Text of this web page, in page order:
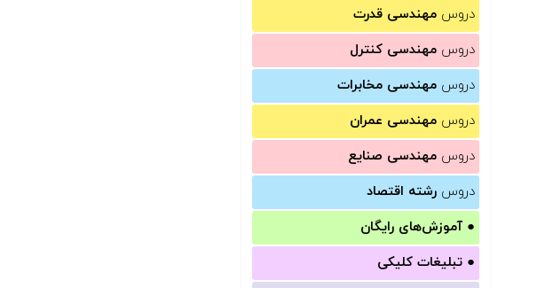
دروس مهندسی قدرت
دروس مهندسی کنترل
دروس مهندسی مخابرات
دروس مهندسی عمران
دروس مهندسی صنایع
دروس رشته اقتصاد
● آموزش‌های رایگان
● تبلیغات کلیکی